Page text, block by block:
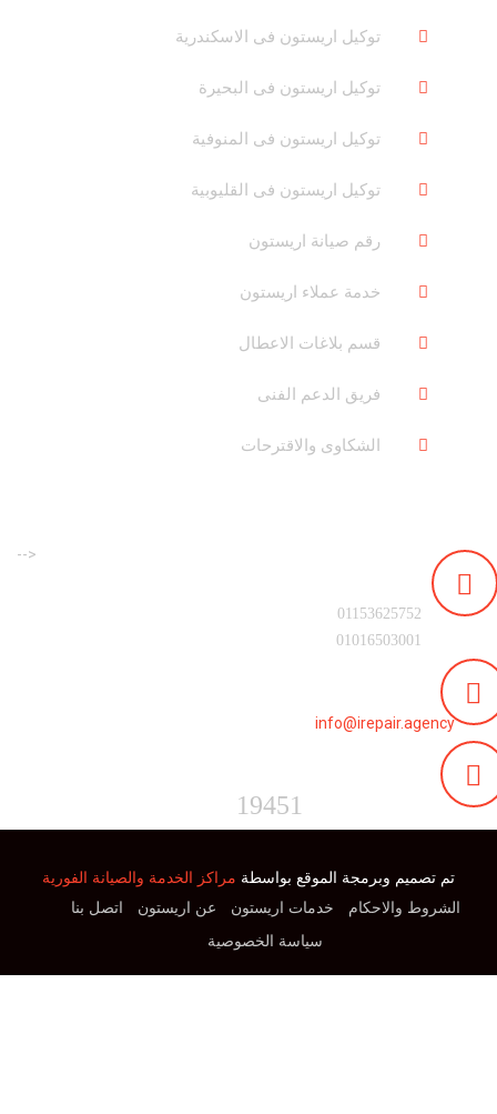
توكيل اريستون فى الاسكندرية
توكيل اريستون فى البحيرة
توكيل اريستون فى المنوفية
توكيل اريستون فى القليوبية
رقم صيانة اريستون
خدمة عملاء اريستون
قسم بلاغات الاعطال
فريق الدعم الفنى
الشكاوى والاقترحات
-->
01153625752
01016503001
info@irepair.agency
19451
تم تصميم وبرمجة الموقع بواسطة مراكز الخدمة والصيانة الفورية
اتصل بنا
عن اريستون خدمات اريستون
الشروط والاحكام
سياسة الخصوصية